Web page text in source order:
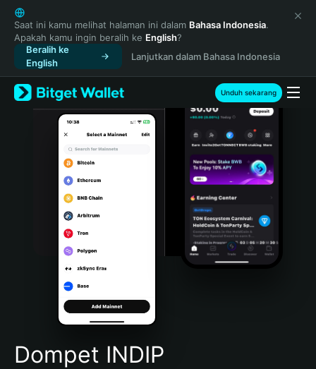
English
日本語
Tiếng Việt
Русский
Español (Latinoamérica)
Türkçe
Italiano
Português (Portugal)
Bahasa Indonesia
Português (Brasil)
Español (Argentina)
Saat ini kamu melihat halaman ini dalam Bahasa Indonesia.
Apakah kamu ingin beralih ke English?
Beralih ke
English
Lanjutkan dalam Bahasa Indonesia
Unduh sekarang
Dompet INDIP